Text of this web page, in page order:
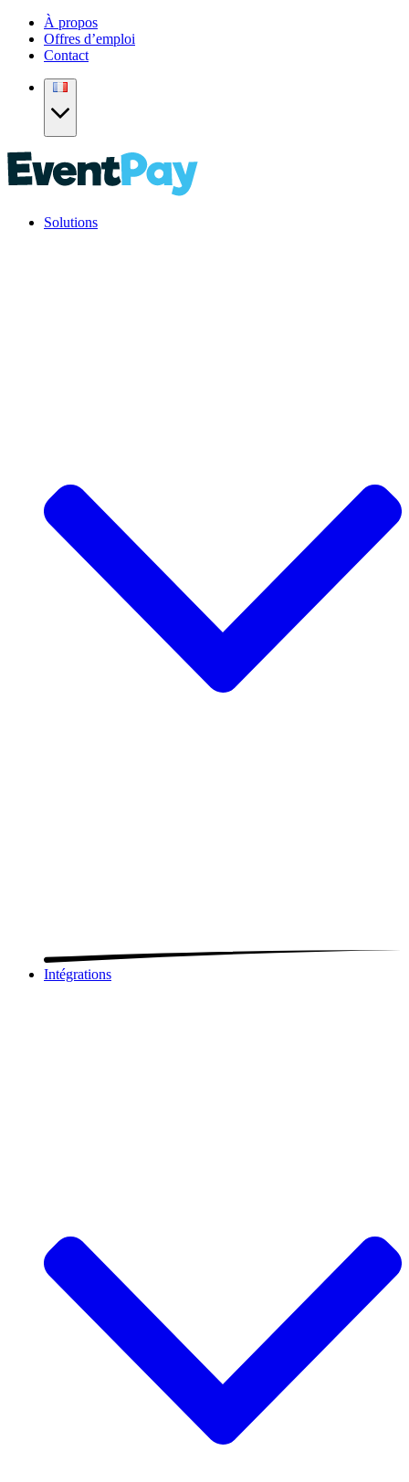
À propos
Offres d’emploi
Contact
Solutions
Intégrations